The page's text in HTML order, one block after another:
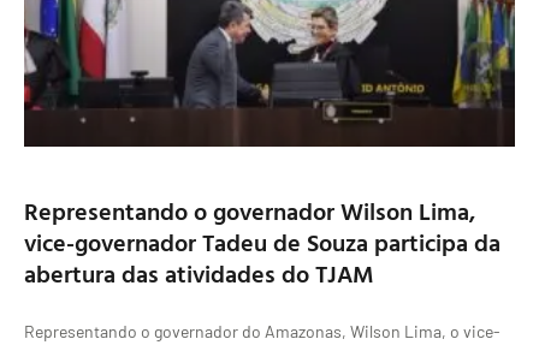
Representando o governador Wilson Lima,
vice-governador Tadeu de Souza participa da
abertura das atividades do TJAM
Representando o governador do Amazonas, Wilson Lima, o vice-